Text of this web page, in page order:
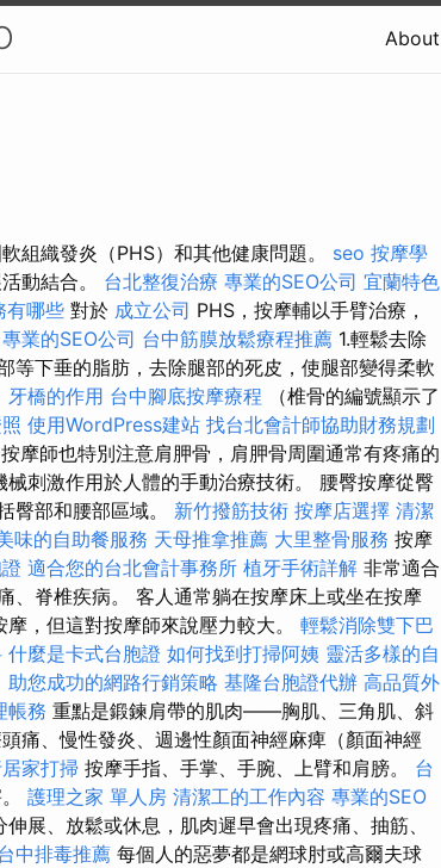
About
組織發炎（PHS）和其他健康問題。 seo 按摩學
動結合。 台北整復治療 專業的SEO公司 宜蘭特色
有哪些 對於 成立公司 PHS，按摩輔以手臂治療，
專業的SEO公司 台中筋膜放鬆療程推薦 1.輕鬆去除
等下垂的脂肪，去除腿部的死皮，使腿部變得柔軟
牙橋的作用 台中腳底按摩療程
（椎骨的編號顯示了
使用WordPress建站 找台北會計師協助財務規劃
摩師也特別注意肩胛骨，肩胛骨周圍通常有疼痛的
刺激作用於人體的手動治療技術。 腰臀按摩從臀
臀部和腰部區域。 新竹撥筋技術 按摩店選擇 清潔
味的自助餐服務 天母推拿推薦 大里整骨服務 按摩
適合您的台北會計事務所 植牙手術詳解 非常適合
、脊椎疾病。 客人通常躺在按摩床上或坐在按摩
，但這對按摩師來說壓力較大。 輕鬆消除雙下巴
什麼是卡式台胞證 如何找到打掃阿姨 靈活多樣的自
助您成功的網路行銷策略 基隆台胞證代辦 高品質外
帳務 重點是鍛鍊肩帶的肌肉——胸肌、三角肌、斜
、慢性發炎、週邊性顏面神經麻痺（顏面神經
家打掃 按摩手指、手掌、手腕、上臂和肩膀。 台
護理之家 單人房 清潔工的工作內容 專業的SEO
展、放鬆或休息，肌肉遲早會出現疼痛、抽筋、
中排毒推薦 每個人的惡夢都是網球肘或高爾夫球